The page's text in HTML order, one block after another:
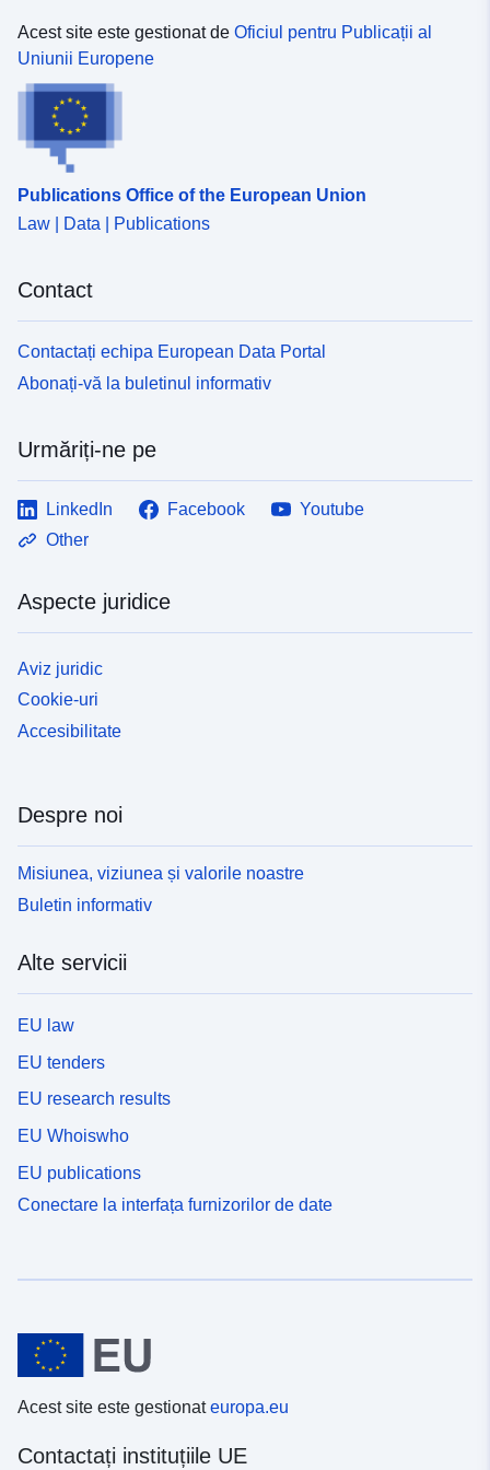
[ 3.38409066, 47.4202652 ] ]
Resursă spațială:
Identificatori:
mediterranee.i2/service/fr-
uriRef:
http://data.europa.eu/88u/dataset/
120066022-srv-b6327e55-4bbf-
496f-bc3e-3d742decd5f1
codelist/ResourceType/services
Acest site este gestionat de Oficiul pentru Publicații al
Uniunii Europene
Publications Office of the European Union
Law | Data | Publications
Contact
Contactați echipa European Data Portal
Abonați-vă la buletinul informativ
Urmăriți-ne pe
LinkedIn Facebook
Youtube
Other
Aspecte juridice
Aviz juridic
Cookie-uri
Accesibilitate
Despre noi
Misiunea, viziunea și valorile noastre
Buletin informativ
Alte servicii
EU law
EU tenders
EU research results
EU Whoiswho
EU publications
Conectare la interfața furnizorilor de date
Acest site este gestionateuropa.eu
Contactați instituțiile UE